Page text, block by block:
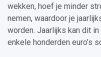
wekken, hoef je minder
nemen, waardoor je
worden. Jaarlijks kan dit
enkele honderden euro’s